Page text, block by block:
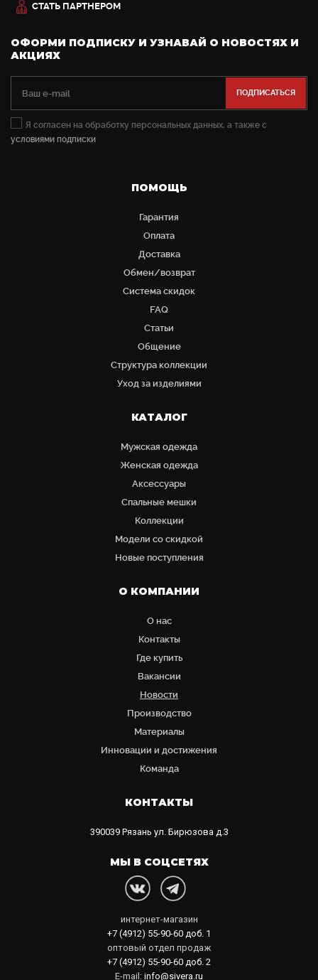
СТАТЬ ПАРТНЕРОМ
ОФОРМИ ПОДПИСКУ И УЗНАВАЙ О НОВОСТЯХ И
АКЦИЯХ
Я согласен на обработку персональных данных, а также с
условиями подписки
ПОМОЩЬ
Гарантия
Оплата
Доставка
Обмен/возврат
Система скидок
FAQ
Статьи
Общение
Структура коллекции
Уход за изделиями
КАТАЛОГ
Мужская одежда
Женская одежда
Аксессуары
Cпальные мешки
Коллекции
Модели со скидкой
Новые поступления
О КОМПАНИИ
О нас
Контакты
Где купить
Вакансии
Новости
Производство
Материалы
Инновации и достижения
Команда
КОНТАКТЫ
390039 Рязань ул. Бирюзова д.3
МЫ В СОЦСЕТЯХ
интернет-магазин
+7 (4912) 55-90-60 доб. 1
оптовый отдел продаж
+7 (4912) 55-90-60 доб. 2
E-mail: info@sivera.ru